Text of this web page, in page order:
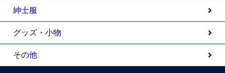
紳士服
グッズ・小物
その他